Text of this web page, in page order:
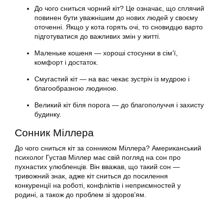
До чого сниться чорний кіт? Це означає, що сплячий
повинен бути уважнішим до нових людей у своєму
оточенні. Якщо у кота горять очі, то сновидцю варто
підготуватися до важливих змін у житті.
Маленьке кошеня — хороші стосунки в сім’ї,
комфорт і достаток.
Смугастий кіт — на вас чекає зустріч із мудрою і
благообразною людиною.
Великий кіт біля порога — до благополуччя і захисту
будинку.
Сонник Міллера
До чого сниться кіт за сонником Міллера? Американський
психолог Густав Міллер має свій погляд на сон про
пухнастих улюбленців. Він вважав, що такий сон —
тривожний знак, адже кіт сниться до посилення
конкуренції на роботі, конфліктів і неприємностей у
родині, а також до проблем зі здоров’ям.